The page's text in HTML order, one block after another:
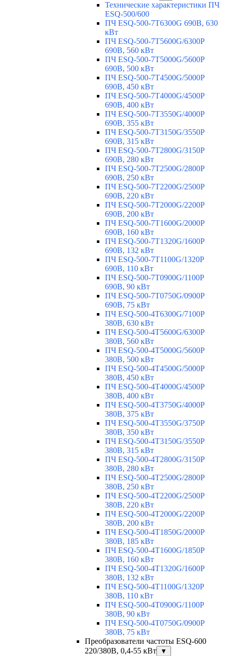
Технические характеристики ПЧ
ESQ-500/600
ПЧ ESQ-500-7T6300G 690В, 630
кВт
ПЧ ESQ-500-7T5600G/6300P
690В, 560 кВт
ПЧ ESQ-500-7T5000G/5600P
690В, 500 кВт
ПЧ ESQ-500-7T4500G/5000P
690В, 450 кВт
ПЧ ESQ-500-7T4000G/4500P
690В, 400 кВт
ПЧ ESQ-500-7T3550G/4000P
690В, 355 кВт
ПЧ ESQ-500-7T3150G/3550P
690В, 315 кВт
ПЧ ESQ-500-7T2800G/3150P
690В, 280 кВт
ПЧ ESQ-500-7T2500G/2800P
690В, 250 кВт
ПЧ ESQ-500-7T2200G/2500P
690В, 220 кВт
ПЧ ESQ-500-7T2000G/2200P
690В, 200 кВт
ПЧ ESQ-500-7T1600G/2000P
690В, 160 кВт
ПЧ ESQ-500-7T1320G/1600P
690В, 132 кВт
ПЧ ESQ-500-7T1100G/1320P
690В, 110 кВт
ПЧ ESQ-500-7T0900G/1100P
690В, 90 кВт
ПЧ ESQ-500-7T0750G/0900P
690В, 75 кВт
ПЧ ESQ-500-4T6300G/7100P
380В, 630 кВт
ПЧ ESQ-500-4T5600G/6300P
380В, 560 кВт
ПЧ ESQ-500-4T5000G/5600P
380В, 500 кВт
ПЧ ESQ-500-4T4500G/5000P
380В, 450 кВт
ПЧ ESQ-500-4T4000G/4500P
380В, 400 кВт
ПЧ ESQ-500-4T3750G/4000P
380В, 375 кВт
ПЧ ESQ-500-4T3550G/3750P
380В, 350 кВт
ПЧ ESQ-500-4T3150G/3550P
380В, 315 кВт
ПЧ ESQ-500-4T2800G/3150P
380В, 280 кВт
ПЧ ESQ-500-4T2500G/2800P
380В, 250 кВт
ПЧ ESQ-500-4T2200G/2500P
380В, 220 кВт
ПЧ ESQ-500-4T2000G/2200P
380В, 200 кВт
ПЧ ESQ-500-4T1850G/2000P
380В, 185 кВт
ПЧ ESQ-500-4T1600G/1850P
380В, 160 кВт
ПЧ ESQ-500-4T1320G/1600P
380В, 132 кВт
ПЧ ESQ-500-4T1100G/1320P
380В, 110 кВт
ПЧ ESQ-500-4T0900G/1100P
380В, 90 кВт
ПЧ ESQ-500-4T0750G/0900P
380В, 75 кВт
Преобразователи частоты ESQ-600
220/380В, 0,4-55 кВт
▼